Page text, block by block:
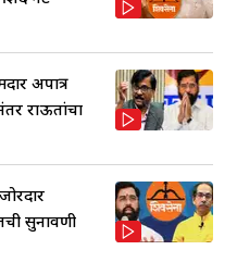
अपात्र
राऊतांचा
सुनावणी